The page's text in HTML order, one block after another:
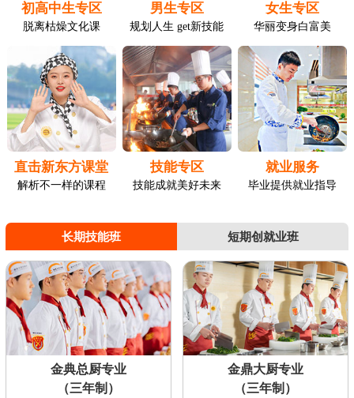
初高中生专区
脱离枯燥文化课
男生专区
规划人生 get新技能
女生专区
华丽变身白富美
直击新东方课堂
解析不一样的课程
技能专区
技能成就美好未来
就业服务
毕业提供就业指导
长期技能班 短期创就业班
金典总厨专业
（三年制）
金鼎大厨专业
（三年制）